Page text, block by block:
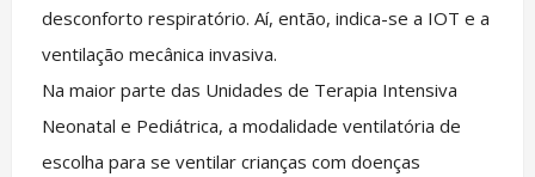
desconforto respiratório. Aí, então, indica-se a IOT e a
ventilação mecânica invasiva.
Na maior parte das Unidades de Terapia Intensiva
Neonatal e Pediátrica, a modalidade ventilatória de
escolha para se ventilar crianças com doenças